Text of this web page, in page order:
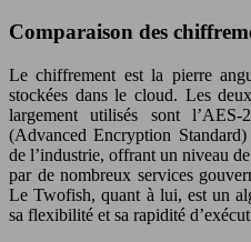
Comparaison des
Le chiffrement est la pierre
stockées dans le cloud. Les
largement utilisés sont
(Advanced Encryption
de l’industrie, offrant un niveau
par de nombreux services
Le Twofish, quant à lui, est un
sa flexibilité et sa rapidité